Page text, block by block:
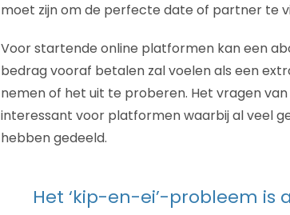
moet zijn om de perfecte date of partner te
Voor startende online platformen kan een
bedrag vooraf betalen zal voelen als een
nemen of het uit te proberen. Het vragen
interessant voor platformen waarbij al veel
hebben gedeeld.
Het ‘kip-en-ei’-probleem